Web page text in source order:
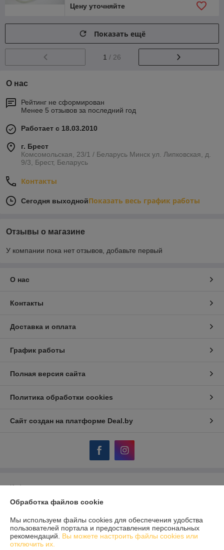
Цену уточняйте
Показать ещё
1 / 26
О нас
Рейтинг не сформирован
Менее 5 отзывов за последний год
Работает с 18.03.2010
г. Брест
Комсомольская, 23/1 / Беларусь Минск ул. Липковская, д.
9/3, Брест, Беларусь
Контакты
Сегодня выходнойПоказать весь график работы
Отзывы о магазине
У компании пока нет отзывов, добавьте первый
О нас
Контакты
Доставка и оплата
График работы
Полная версия сайта
Политика обработки cookies
Сайт создан на платформе Deal.by
Информация для покупателя
Юридическое лицо:ЧПТУП «МЕХАНИКА. ВУ»
Регистрационный номер ЕГР: 290490025
УНП: 290490025
Обработка файлов cookie
Мы используем файлы cookies для обеспечения удобства
пользователей портала и предоставления персональных
рекомендаций. Вы можете настроить файлы cookies или
отключить их.